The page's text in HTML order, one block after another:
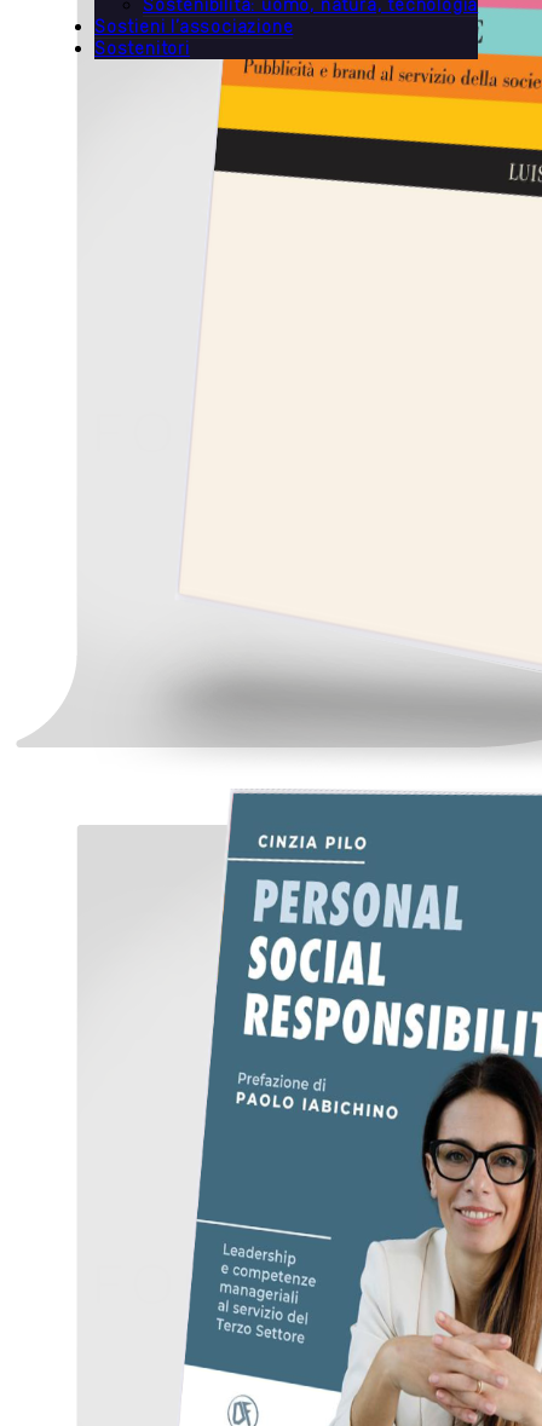
Sostenibilità: uomo, natura, tecnologia
Sostieni l’associazione
Sostenitori